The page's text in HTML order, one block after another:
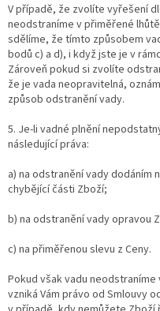
V případě, že zvolíte vyřešení
neodstraníme v přiměřené
sdělíme, že tímto způsobem
bodů c) a d), i když jste je v
Zároveň pokud si zvolíte
že je vada neopravitelná,
způsob odstranění vady.
5. Je-li vadné plnění
následující práva:
a) na odstranění vady dodáním
chybějící části Zboží;
b) na odstranění vady opravou
c) na přiměřenou slevu z Ceny.
Pokud však vadu
vzniká Vám právo od Smlouvy